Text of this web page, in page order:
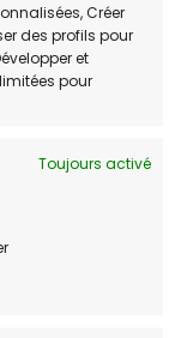
Créer
des profils pour
et
pour
Toujours activé
dédié aux
il
et
et le